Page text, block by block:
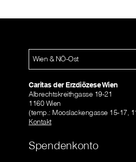
Wien & NÖ-Ost
Caritas der Erzdiözese Wien
Albrechtskreithgasse 19-21
1160 Wien
(temp.: Mooslackengasse 15-17,
Kontakt
Spendenkonto